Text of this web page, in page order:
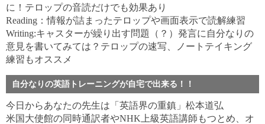
に！テロップの音読だけでも効果あり
Reading：情報が詰まったテロップや画面表示で読解練習
Writing:キャスターが繰り出す問題（？）発言に自分なりの
意見を書いてみては？テロップの速写、ノートテイキング
練習もオススメ
自分なりの英語トレーニングが自宅で出来る！！
今日からあなたの先生は「英語界の重鎮」松本道弘
米国大使館の同時通訳者やNHK上級英語講師もつとめ、オ